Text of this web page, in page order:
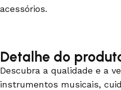
acessórios.
Detalhe do
Descubra a qualidade e a
instrumentos musicais,